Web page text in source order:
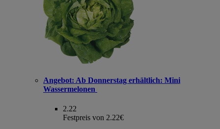
Angebot: Ab Donnerstag erhältlich: Mini
Wassermelonen
2.22
Festpreis von 2.22€